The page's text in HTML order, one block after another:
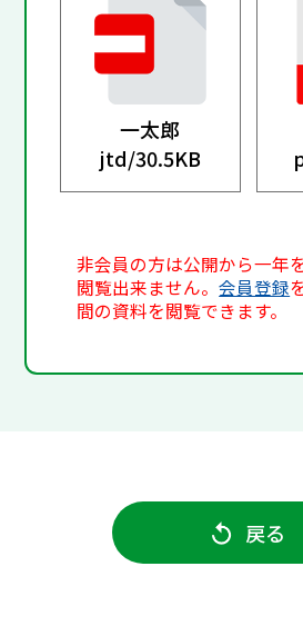
一太郎
jtd/30.5KB
非会員の方は公開から一年
閲覧出来ません。会員登録
間の資料を閲覧できます。
戻る